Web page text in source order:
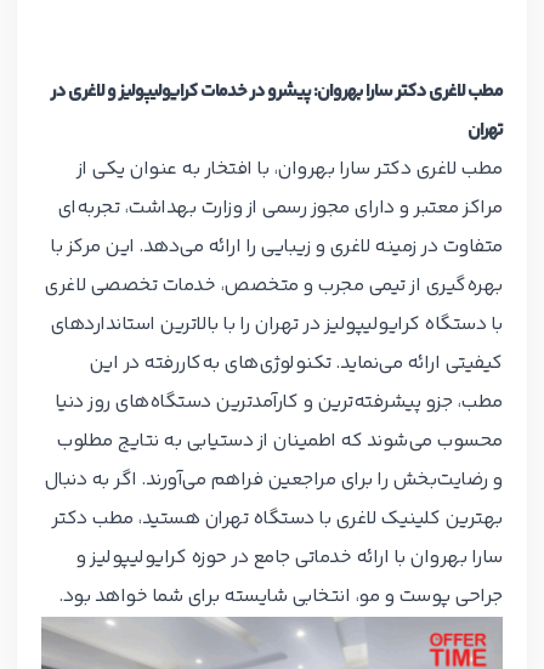
مطب لاغری دکتر سارا بهروان: پیشرو در خدمات کرایولیپولیز و لاغری در
تهران
مطب لاغری دکتر سارا بهروان، با افتخار به عنوان یکی از
مراکز معتبر و دارای مجوز رسمی از وزارت بهداشت، تجربه‌ای
متفاوت در زمینه لاغری و زیبایی را ارائه می‌دهد. این مرکز با
بهره‌گیری از تیمی مجرب و متخصص، خدمات تخصصی لاغری
با دستگاه کرایولیپولیز در تهران را با بالاترین استانداردهای
کیفیتی ارائه می‌نماید. تکنولوژی‌های به‌کاررفته در این
مطب، جزو پیشرفته‌ترین و کارآمدترین دستگاه‌های روز دنیا
محسوب می‌شوند که اطمینان از دستیابی به نتایج مطلوب
و رضایت‌بخش را برای مراجعین فراهم می‌آورند. اگر به دنبال
بهترین کلینیک لاغری با دستگاه تهران هستید، مطب دکتر
سارا بهروان با ارائه خدماتی جامع در حوزه کرایولیپولیز و
جراحی پوست و مو، انتخابی شایسته برای شما خواهد بود.